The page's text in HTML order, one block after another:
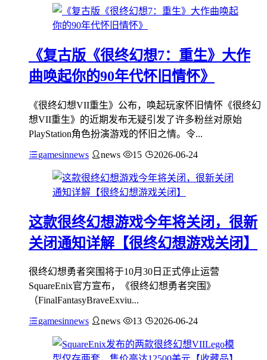
《复古版《很终幻想7：重生》大作
曲唤起你的90年代怀旧情怀》
《很终幻想VII重生》公布，唤起玩家怀旧情怀《很终幻
想VII重生》的近期发布无疑引发了许多粉丝对原始
PlayStation角色扮演游戏的怀旧之情。令...
gamesinnews news 15 2026-06-24
这款很终幻想游戏今年将关闭，很新
关闭通知详解【很终幻想游戏关闭】
很终幻想勇者突围将于10月30日正式停止运营
SquareEnix官方宣布，《很终幻想勇者突围》
（FinalFantasyBraveExviu...
gamesinnews news 13 2026-06-24